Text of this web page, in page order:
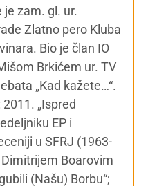
je zam. gl. ur.
Zlatno pero Kluba
Bio je član IO
Brkićem ur. TV
„Kad kažete…“.
„Ispred
EP i
u SFRJ (1963-
Boarovim
(Našu) Borbu“;